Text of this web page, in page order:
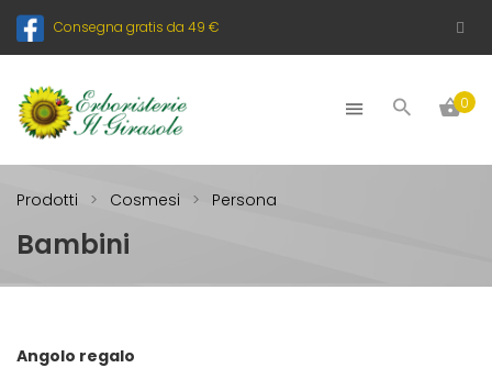
Consegna gratis da 49 €
0
Prodotti Cosmesi Persona
Bambini
Angolo regalo